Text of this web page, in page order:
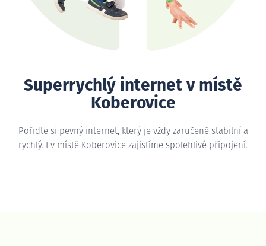
Superrychlý internet v místě
Koberovice
Pořiďte si pevný internet, který je vždy zaručeně stabilní a
rychlý. I v místě Koberovice zajistíme spolehlivé připojení.